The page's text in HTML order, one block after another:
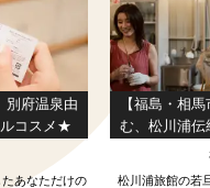
別府温泉由
コスメ★
あなただけの
【福島・相
む、松川浦伝
（宿泊セット
松川浦旅館の若